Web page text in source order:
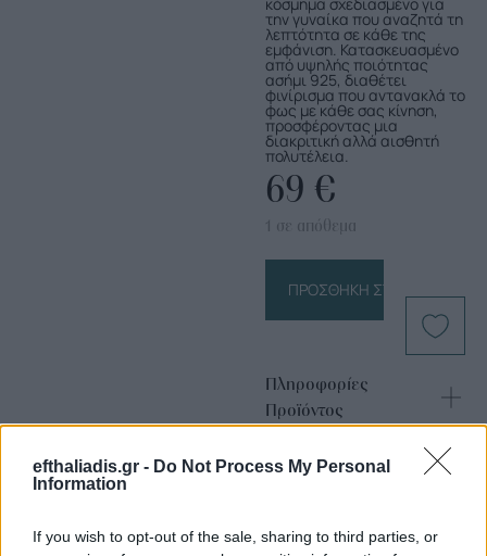
efthaliadis.gr - Do Not Process My Personal
Information
If you wish to opt-out of the sale, sharing to third parties, or
κόσμημα σχεδιασμένο για
την γυναίκα που αναζητά τη
λεπτότητα σε κάθε της
εμφάνιση. Κατασκευασμένο
από υψηλής ποιότητας
ασήμι 925, διαθέτει
φινίρισμα που αντανακλά το
φως με κάθε σας κίνηση,
προσφέροντας μια
διακριτική αλλά αισθητή
πολυτέλεια.
69 €
1 σε απόθεμα
ΠΡΟΣΘΉΚΗ ΣΤΟ ΚΑΛΆΘΙ
Πληροφορίες
Προϊόντος